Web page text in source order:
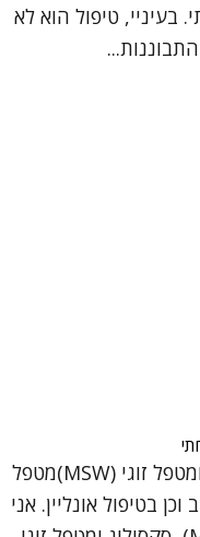
בעיניי, טיפול הוא לא
שי שפיצן – פסיכותרפיסט, סקסולוג ומטפל זוגי (MSW)מטפל
בטיפול אונליין. אני